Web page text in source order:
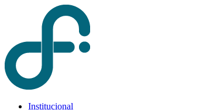
Institucional